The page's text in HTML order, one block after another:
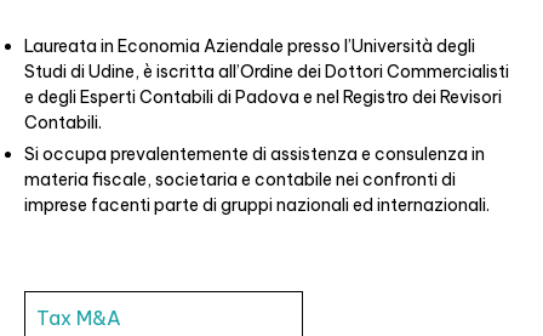
Laureata in Economia Aziendale presso l’Università degli
Studi di Udine, è iscritta all’Ordine dei Dottori Commercialisti
e degli Esperti Contabili di Padova e nel Registro dei Revisori
Contabili.
Si occupa prevalentemente di assistenza e consulenza in
materia fiscale, societaria e contabile nei confronti di
imprese facenti parte di gruppi nazionali ed internazionali.
Tax M&A